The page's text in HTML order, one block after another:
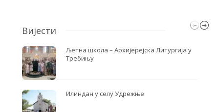
Вијести
Љетна школа – Архијерејска Литургија у
Требињу
Илиндан у селу Удрежње